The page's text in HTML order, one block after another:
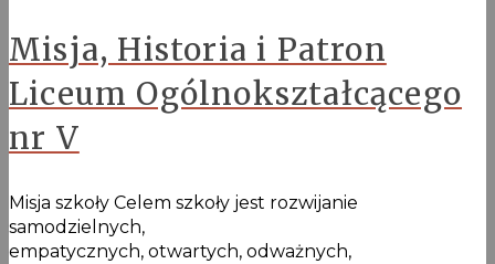
Misja, Historia i Patron
Liceum Ogólnokształcącego
nr V
Misja szkoły Celem szkoły jest rozwijanie
samodzielnych,
empatycznych, otwartych, odważnych,